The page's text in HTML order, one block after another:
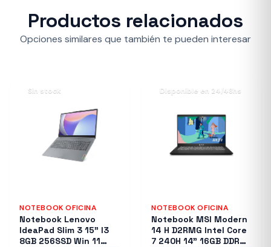
Productos relacionados
Opciones similares que también te pueden interesar
Sin stock
NOTEBOOK OFICINA
Notebook Lenovo
IdeaPad Slim 3 15" I3
8GB 256SSD Win 11
Disponible en 24/48hs
NOTEBOOK OFICINA
Notebook MSI Modern
14 H D2RMG Intel Core
7 240H 14" 16GB DDR4